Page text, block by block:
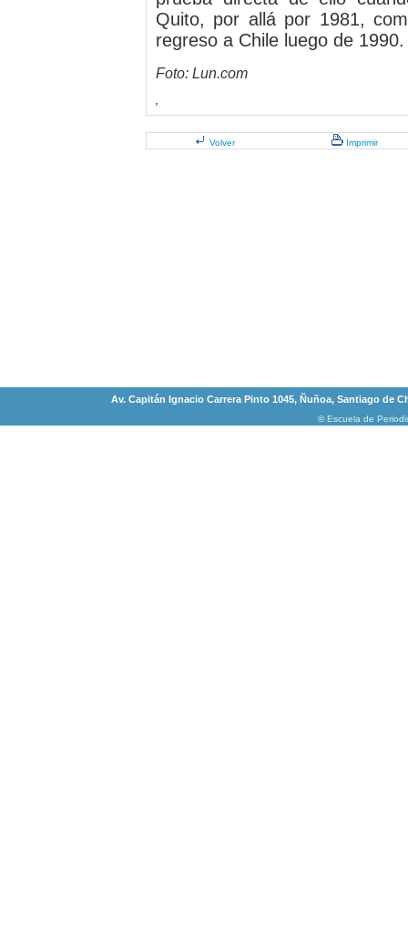
Quito, por allá por 1981,
regreso a Chile luego de 1990.
Foto: Lun.com
,
Volver Imprimir
Av. Capitán Ignacio Carrera Pinto 1045, Ñuñoa, Santiago de
©Escuela de